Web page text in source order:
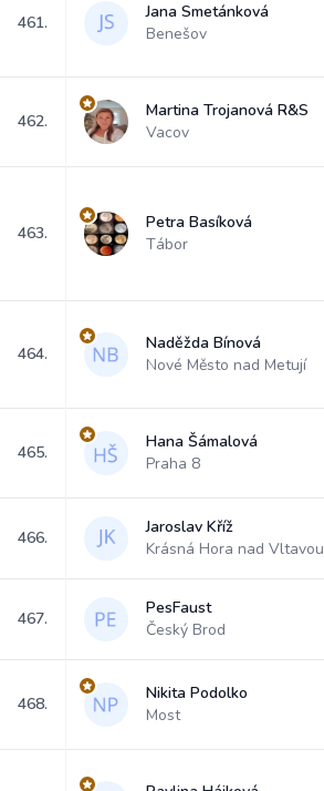
461.
Jana Smetánková
Benešov
462.
Martina Trojanová R&S
Vacov
463.
Petra Basíková
Tábor
464.
Naděžda Bínová
Nové Město nad Metují
465.
Hana Šámalová
Praha 8
466.
Jaroslav Kříž
Krásná Hora nad Vltavou
467.
PesFaust
Český Brod
468.
Nikita Podolko
Most